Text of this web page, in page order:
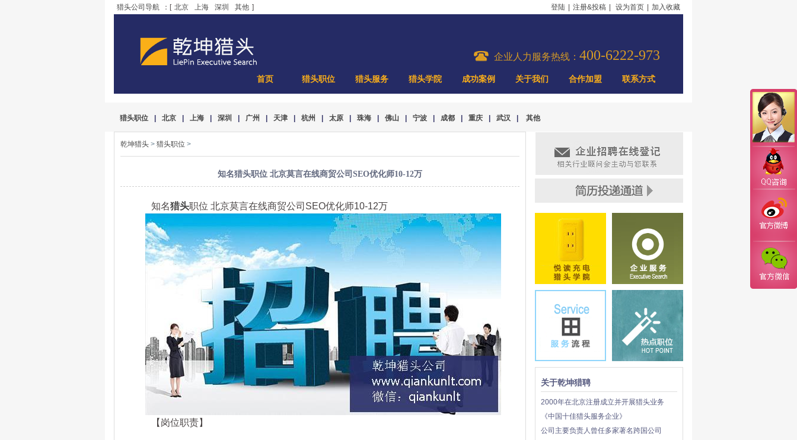
猎头公司导航 ：[ 北京 上海 深圳 其他 ] 登陆 注册&投稿 设为首页 加入收藏
企业人力服务热线： 400-6222-973
首页 猎头职位 猎头服务 猎头学院 成功案例 关于我们 合作加盟 联系方式
猎头职位 北京 上海 深圳 广州 天津 杭州 太原 珠海 佛山 宁波 成都 重庆 武汉 其他
乾坤猎头 > 猎头职位 >
知名猎头职位 北京莫言在线商贸公司SEO优化师10-12万
知名猎头职位 北京莫言在线商贸公司SEO优化师10-12万
【岗位职责】
关于乾坤猎聘
2000年在北京注册成立并开展猎头业务
《中国十佳猎头服务企业》
公司主要负责人曾任多家著名跨国公司